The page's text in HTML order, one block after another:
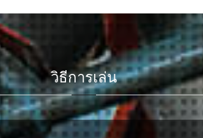
วิธีการเล่น